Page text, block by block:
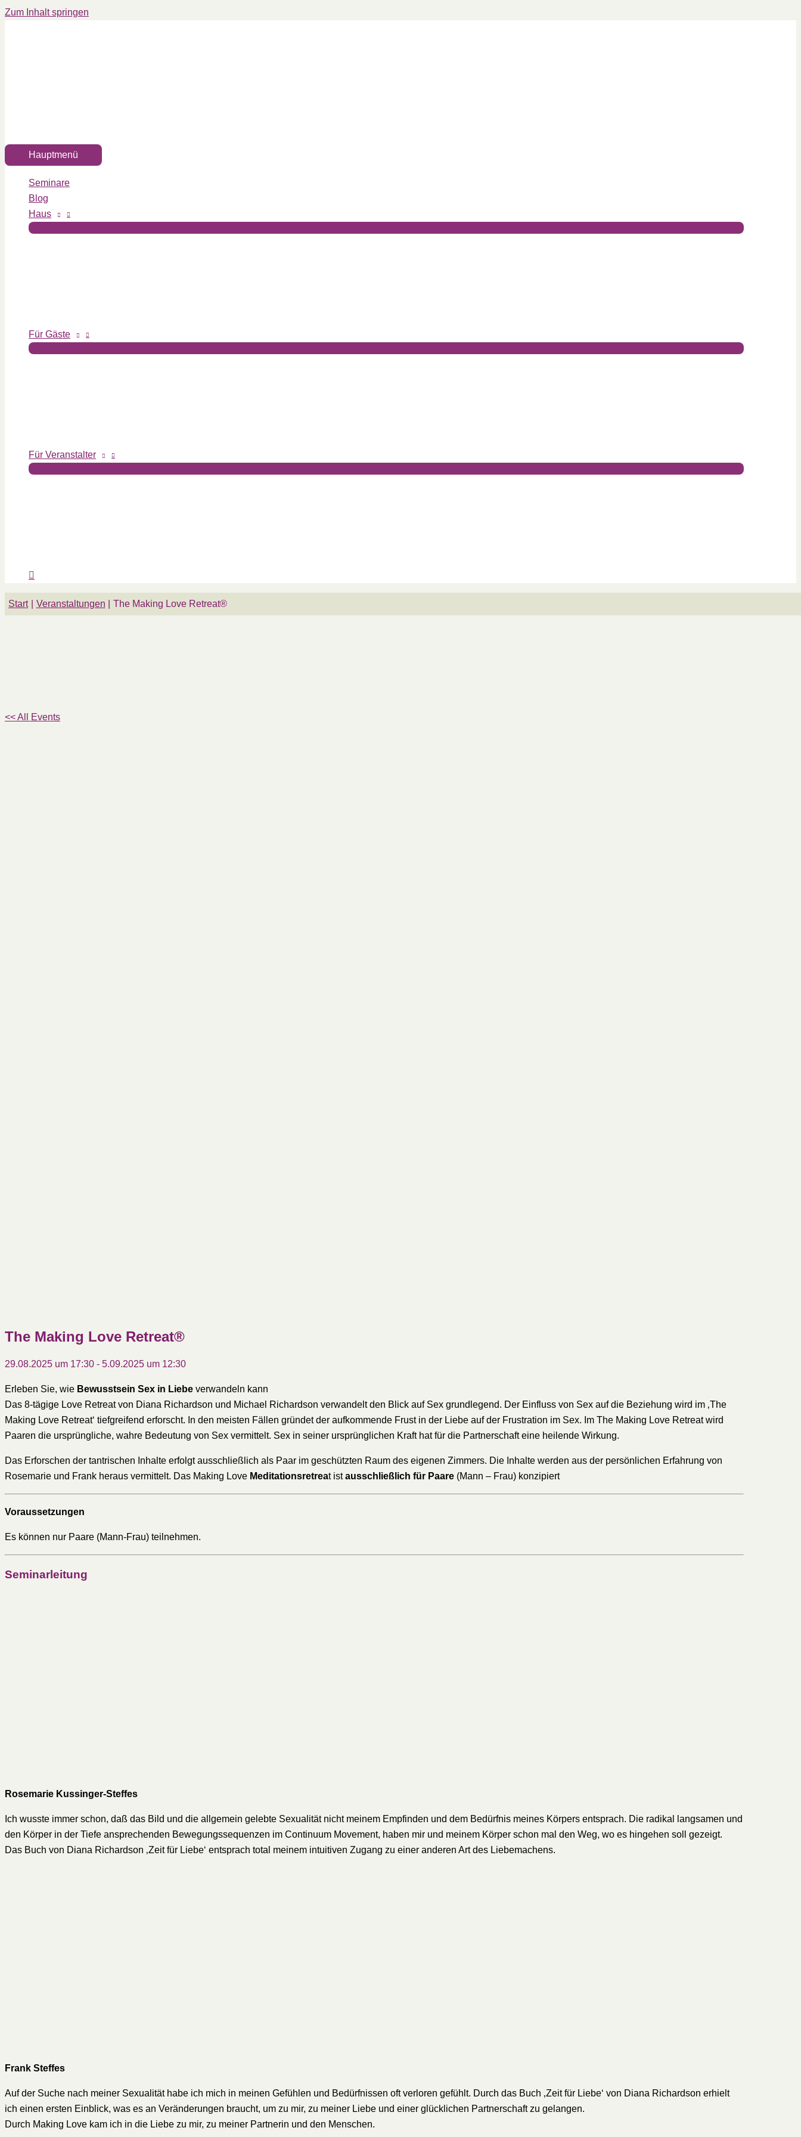
Zum Inhalt springen
Hauptmenü
Seminare
Blog
Haus
Für Gäste
Für Veranstalter
Start Veranstaltungen The Making Love Retreat®
<< All Events
The Making Love Retreat®
29.08.2025 um 17:30 - 5.09.2025 um 12:30
Erleben Sie, wie Bewusstsein Sex in Liebe verwandeln kann
Das 8-tägige Love Retreat von Diana Richardson und Michael Richardson verwandelt den Blick auf Sex grundlegend. Der Einfluss von Sex auf die Beziehung wird im ‚The
Making Love Retreat‘ tiefgreifend erforscht. In den meisten Fällen gründet der aufkommende Frust in der Liebe auf der Frustration im Sex. Im The Making Love Retreat wird
Paaren die ursprüngliche, wahre Bedeutung von Sex vermittelt. Sex in seiner ursprünglichen Kraft hat für die Partnerschaft eine heilende Wirkung.
Das Erforschen der tantrischen Inhalte erfolgt ausschließlich als Paar im geschützten Raum des eigenen Zimmers. Die Inhalte werden aus der persönlichen Erfahrung von
Rosemarie und Frank heraus vermittelt. Das Making Love Meditationsretreat istausschließlich für Paare (Mann – Frau) konzipiert
Voraussetzungen
Es können nur Paare (Mann-Frau) teilnehmen.
Seminarleitung
Rosemarie Kussinger-Steffes
Ich wusste immer schon, daß das Bild und die allgemein gelebte Sexualität nicht meinem Empfinden und dem Bedürfnis meines Körpers entsprach. Die radikal langsamen und
den Körper in der Tiefe ansprechenden Bewegungssequenzen im Continuum Movement, haben mir und meinem Körper schon mal den Weg, wo es hingehen soll gezeigt.
Das Buch von Diana Richardson ‚Zeit für Liebe‘ entsprach total meinem intuitiven Zugang zu einer anderen Art des Liebemachens.
Frank Steffes
Auf der Suche nach meiner Sexualität habe ich mich in meinen Gefühlen und Bedürfnissen oft verloren gefühlt. Durch das Buch ‚Zeit für Liebe‘ von Diana Richardson erhielt
ich einen ersten Einblick, was es an Veränderungen braucht, um zu mir, zu meiner Liebe und einer glücklichen Partnerschaft zu gelangen.
Durch Making Love kam ich in die Liebe zu mir, zu meiner Partnerin und den Menschen.